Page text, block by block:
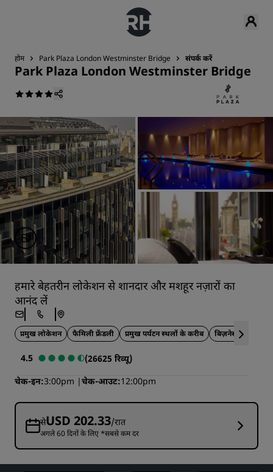
होम Park Plaza London Westminster Bridge संपर्क करें
Park Plaza London Westminster Bridge
हमारे बेहतरीन लोकेशन से शानदार और मशहूर नज़ारों का
आनंद लें
प्रमुख लोकेशन फैमिली फ्रेंडली प्रमुख पर्यटन स्थलों के करीब बिज़नेस यात्रा के
4.5
(26625 रिव्यू)
चेक-इन 3:00pm चेक-आउट 12:00pm
सेUSD 202.33/रात
अगले 60 दिनों के लिए *सबसे कम दर